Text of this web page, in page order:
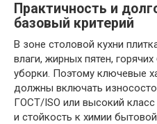
Практичность и
базовый критерий
В зоне столовой кухни
влаги, жирных пятен,
уборки. Поэтому ключевые
должны включать
ГОСТ/ISO или высокий
и стойкость к химии